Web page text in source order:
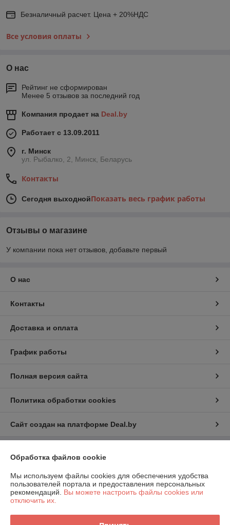
Безналичный расчет. Цена + 20%НДС
Все условия оплаты
О нас
Рейтинг не сформирован
Менее 5 отзывов за последний год
Компания продает на Deal.by
Работает с 13.09.2011
г. Минск
ул. Рыбалко, 2, Минск, Беларусь
Контакты
Сегодня выходнойПоказать весь график работы
Отзывы о магазине
У компании пока нет отзывов, добавьте первый
О нас
Контакты
Доставка и оплата
График работы
Полная версия сайта
Политика обработки cookies
Сайт создан на платформе Deal.by
Информация для покупателя
Юридическое лицо: ООО "Компания Далибан"
г.Минск, ул.Рыбалко,2
Регистрационный номер ЕГР: 191794732
Обработка файлов cookie
Мы используем файлы cookies для обеспечения удобства
пользователей портала и предоставления персональных
рекомендаций. Вы можете настроить файлы cookies или
отключить их.